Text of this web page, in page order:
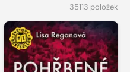
35113 položek